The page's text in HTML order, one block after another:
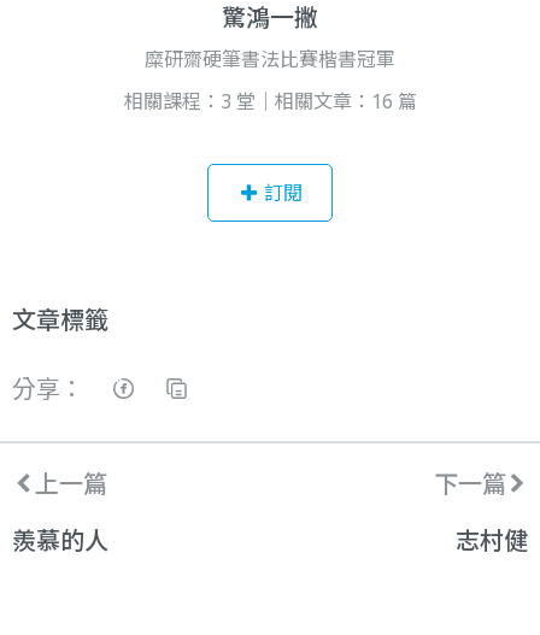
驚鴻一撇
糜研齋硬筆書法比賽楷書冠軍
相關課程：3 堂｜相關文章：16 篇
訂閱
文章標籤
分享：
上一篇
羨慕的人
下一篇
志村健